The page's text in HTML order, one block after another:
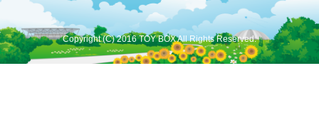
Copyright (C) 2016 TOY BOX All Rights Reserved.